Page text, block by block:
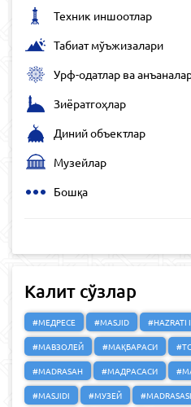
Техник иншоотлар
Табиат мўъжизалари
Урф-одатлар ва
Зиёратгоҳлар
Диний объектлар
Музейлар
Бошқа
Калит сўзлар
#МЕДРЕСЕ #MASJID
#HAZRATI
#МАВЗОЛЕЙ
#МАҚБАРАСИ
#MADRASAH
#МАДРАСАСИ
#MASJIDI
#МУЗЕЙ #MADRASASI